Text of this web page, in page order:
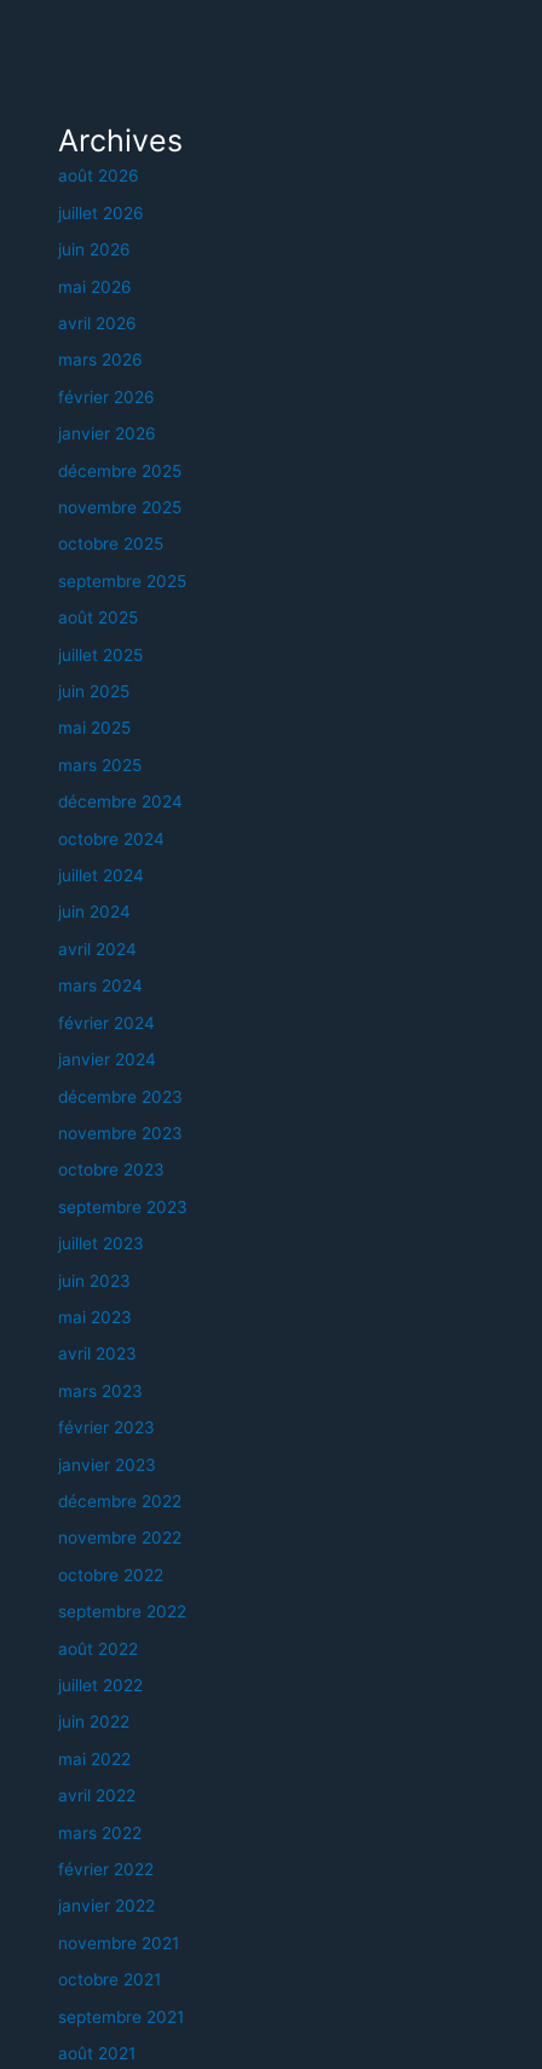
Archives
août 2026
juillet 2026
juin 2026
mai 2026
avril 2026
mars 2026
février 2026
janvier 2026
décembre 2025
novembre 2025
octobre 2025
septembre 2025
août 2025
juillet 2025
juin 2025
mai 2025
mars 2025
décembre 2024
octobre 2024
juillet 2024
juin 2024
avril 2024
mars 2024
février 2024
janvier 2024
décembre 2023
novembre 2023
octobre 2023
septembre 2023
juillet 2023
juin 2023
mai 2023
avril 2023
mars 2023
février 2023
janvier 2023
décembre 2022
novembre 2022
octobre 2022
septembre 2022
août 2022
juillet 2022
juin 2022
mai 2022
avril 2022
mars 2022
février 2022
janvier 2022
novembre 2021
octobre 2021
septembre 2021
août 2021